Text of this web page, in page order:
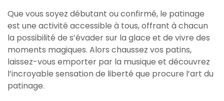
Que vous soyez débutant ou confirmé, le patinage
est une activité accessible à tous, offrant à chacun
la possibilité de s’évader sur la glace et de vivre des
moments magiques. Alors chaussez vos patins,
laissez-vous emporter par la musique et découvrez
l’incroyable sensation de liberté que procure l’art du
patinage.